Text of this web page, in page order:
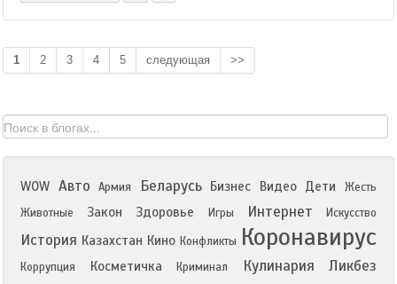
1 2 3 4 5 следующая >>
WOW Авто Армия Беларусь Бизнес Видео Дети
Жесть
Животные
Закон Здоровье Игры Интернет Искусство
История Казахстан Кино Конфликты Коронавирус
Коррупция Косметичка Криминал Кулинария
Ликбез